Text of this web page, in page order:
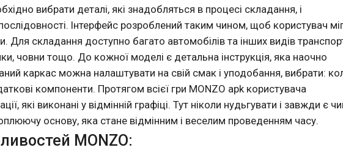
вибрати деталі, які знадобляться в процесі складання, і
Інтерфейс розроблений таким чином, щоб користувач
Для складання доступно багато автомобілів та інших видів
човни тощо. До кожної моделі є детальна інструкція, яка наочно
каркас можна налаштувати на свій смак і уподобання, вибрати:
компоненти. Протягом всієї гри MONZO apk користувача
які виконані у відмінній графіці. Тут ніколи нудьгувати і завжди є
основу, яка стане відмінним і веселим проведенням часу.
MONZO: